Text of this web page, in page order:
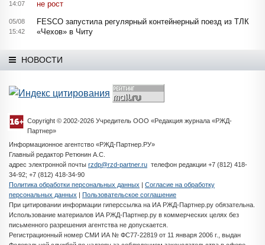
14:07
не рост
05/08
15:42
FESCO запустила регулярный контейнерный поезд из ТЛК
«Чехов» в Читу
НОВОСТИ
Copyright © 2002-2026 Учредитель ООО «Редакция журнала «РЖД-
Партнер»
Информационное агентство «РЖД-Партнер.РУ»
Главный редактор Ретюнин А.С.
адрес электронной почты rzdp@rzd-partner.ru телефон редакции +7 (812) 418-
34-92; +7 (812) 418-34-90
Политика обработки персональных данных | Согласие на обработку
персональных данных | Пользовательское соглашение
При цитировании информации гиперссылка на ИА РЖД-Партнер.ру обязательна.
Использование материалов ИА РЖД-Партнер.ру в коммерческих целях без
письменного разрешения агентства не допускается.
Регистрационный номер СМИ ИА № ФС77-22819 от 11 января 2006 г., выдан